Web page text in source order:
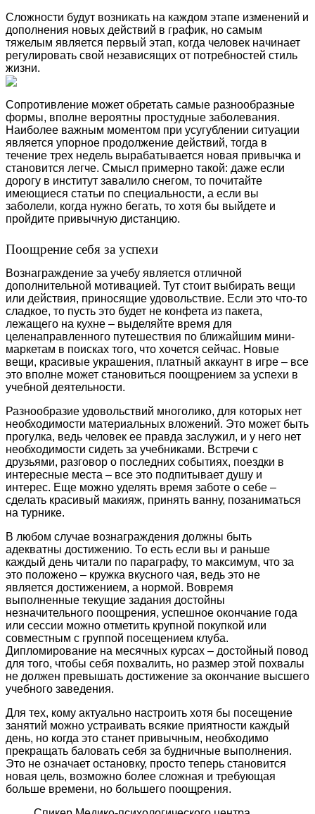
Сложности будут возникать на каждом этапе изменений и
дополнения новых действий в график, но самым
тяжелым является первый этап, когда человек начинает
регулировать свой независящих от потребностей стиль
жизни.
Сопротивление может обретать самые разнообразные
формы, вполне вероятны простудные заболевания.
Наиболее важным моментом при усугублении ситуации
является упорное продолжение действий, тогда в
течение трех недель вырабатывается новая привычка и
становится легче. Смысл примерно такой: даже если
дорогу в институт завалило снегом, то почитайте
имеющиеся статьи по специальности, а если вы
заболели, когда нужно бегать, то хотя бы выйдете и
пройдите привычную дистанцию.
Поощрение себя за успехи
Вознаграждение за учебу является отличной
дополнительной мотивацией. Тут стоит выбирать вещи
или действия, приносящие удовольствие. Если это что-то
сладкое, то пусть это будет не конфета из пакета,
лежащего на кухне – выделяйте время для
целенаправленного путешествия по ближайшим мини-
маркетам в поисках того, что хочется сейчас. Новые
вещи, красивые украшения, платный аккаунт в игре – все
это вполне может становиться поощрением за успехи в
учебной деятельности.
Разнообразие удовольствий многолико, для которых нет
необходимости материальных вложений. Это может быть
прогулка, ведь человек ее правда заслужил, и у него нет
необходимости сидеть за учебниками. Встречи с
друзьями, разговор о последних событиях, поездки в
интересные места – все это подпитывает душу и
интерес. Еще можно уделять время заботе о себе –
сделать красивый макияж, принять ванну, позаниматься
на турнике.
В любом случае вознаграждения должны быть
адекватны достижению. То есть если вы и раньше
каждый день читали по параграфу, то максимум, что за
это положено – кружка вкусного чая, ведь это не
является достижением, а нормой. Вовремя
выполненные текущие задания достойны
незначительного поощрения, успешное окончание года
или сессии можно отметить крупной покупкой или
совместным с группой посещением клуба.
Дипломирование на месячных курсах – достойный повод
для того, чтобы себя похвалить, но размер этой похвалы
не должен превышать достижение за окончание высшего
учебного заведения.
Для тех, кому актуально настроить хотя бы посещение
занятий можно устраивать всякие приятности каждый
день, но когда это станет привычным, необходимо
прекращать баловать себя за будничные выполнения.
Это не означает остановку, просто теперь становится
новая цель, возможно более сложная и требующая
больше времени, но большего поощрения.